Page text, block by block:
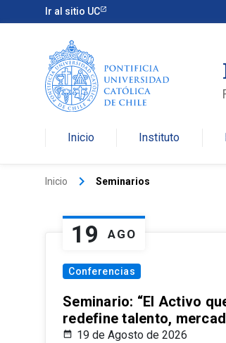
Ir al sitio UC
Inicio Instituto
Inicio keyboard_arrow_right Seminarios
19 AGO
Conferencias
Seminario: “El Activo
redefine talento,
19 de Agosto de 2026